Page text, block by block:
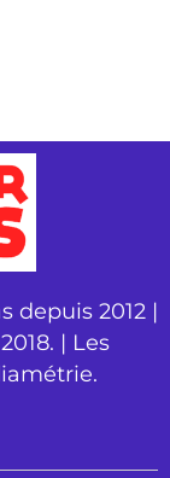
depuis 2012 |
| Les